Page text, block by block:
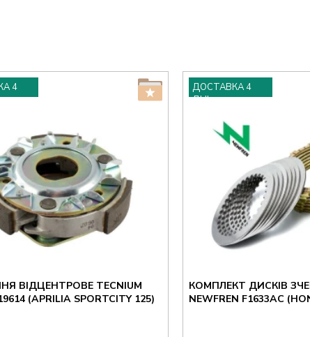
4
ВІДЦЕНТРОВЕ TECNIUM
(APRILIA SPORTCITY 125)
ДОСТАВКА 4
ДНІ
КОМПЛЕКТ ДИСКІВ
NEWFREN F1633AC